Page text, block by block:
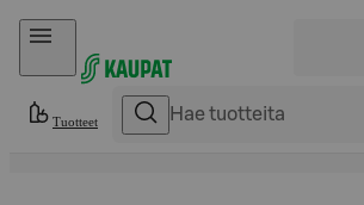
Hyppää sisältöön
Tuotteet